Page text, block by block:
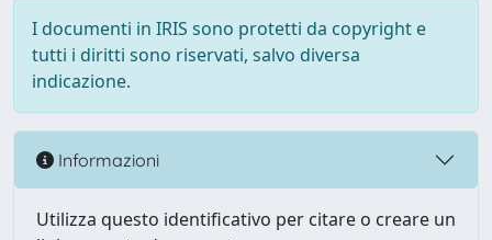
I documenti in IRIS sono protetti da copyright e
tutti i diritti sono riservati, salvo diversa
indicazione.
Informazioni
Utilizza questo identificativo per citare o creare un